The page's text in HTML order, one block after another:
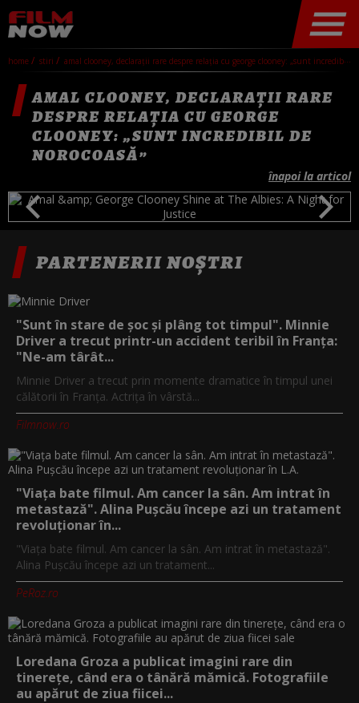
home stiri amal clooney, declarații rare despre relația cu george clooney: „sunt incredibil de norocoasă”
AMAL CLOONEY, DECLARAȚII RARE
DESPRE RELAȚIA CU GEORGE
CLOONEY: „SUNT INCREDIBIL DE
NOROCOASĂ”
înapoi la articol
PARTENERII NOȘTRI
"Sunt în stare de șoc și plâng tot timpul". Minnie
Driver a trecut printr-un accident teribil în Franța:
"Ne-am târât...
Minnie Driver a trecut prin momente dramatice în timpul unei
călătorii în Franța. Actrița în vârstă...
Filmnow.ro
"Viața bate filmul. Am cancer la sân. Am intrat în
metastază". Alina Pușcău începe azi un tratament
revoluționar în...
"Viața bate filmul. Am cancer la sân. Am intrat în metastază".
Alina Pușcău începe azi un tratament...
PeRoz.ro
Loredana Groza a publicat imagini rare din
tinerețe, când era o tânără mămică. Fotografiile
au apărut de ziua fiicei...